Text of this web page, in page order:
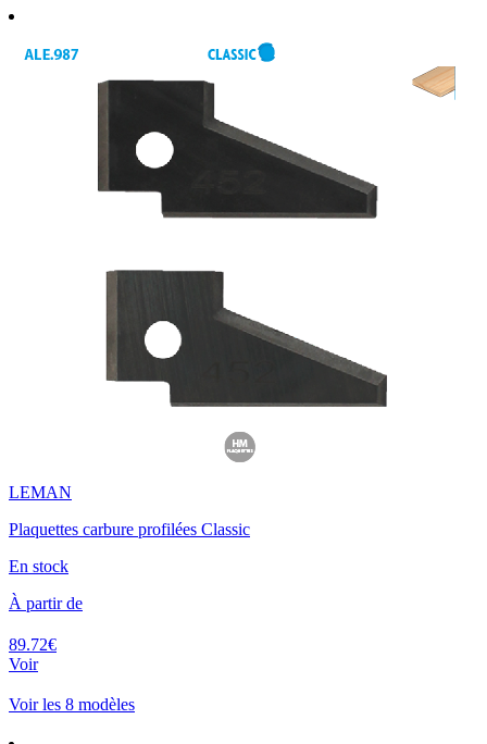
LEMAN
Plaquettes carbure profilées Classic
En stock
À partir de
89.72€
Voir
Voir les 8 modèles